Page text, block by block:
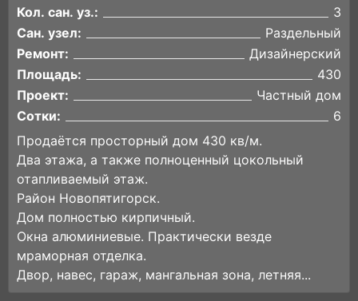
Кол. сан. уз.:
3
Сан. узел:
Раздельный
Ремонт:
Дизайнерский
Площадь:
430
Проект:
Частный дом
Сотки:
6
Продаётся просторный дом 430 кв/м.
Два этажа, а также полноценный цокольный
отапливаемый этаж.
Район Новопятигорск.
Дом полностью кирпичный.
Окна алюминиевые. Практически везде
мраморная отделка.
Двор, навес, гараж, мангальная зона, летняя...